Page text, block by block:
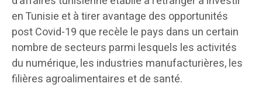
en Tunisie et à tirer avantage des opportunités
post Covid-19 que recèle le pays dans un certain
nombre de secteurs parmi lesquels les activités
du numérique, les industries manufacturières, les
filières agroalimentaires et de santé.